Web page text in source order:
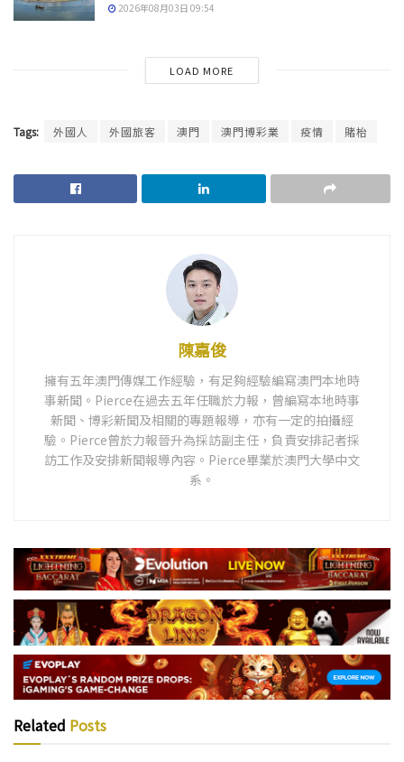
2026年08月03日 09:54
LOAD MORE
Tags: 外國人 外國旅客 澳門 澳門博彩業 疫情 賭枱
陳嘉俊
擁有五年澳門傳媒工作經驗，有足夠經驗編寫澳門本地時
事新聞。Pierce在過去五年任職於力報，曾編寫本地時事
新聞、博彩新聞及相關的專題報導，亦有一定的拍攝經
驗。Pierce曾於力報晉升為採訪副主任，負責安排記者採
訪工作及安排新聞報導內容。Pierce畢業於澳門大學中文
系。
Related Posts